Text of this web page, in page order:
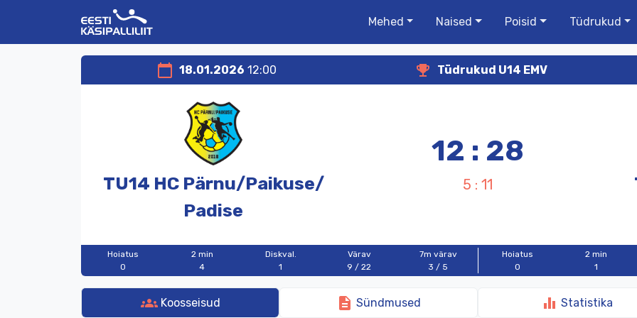
Mehed Naised Poisid Tüdrukud
calendar_today 18.01.2026 12:00 emoji_events Tüdrukud U14 EMV
TU14 HC Pärnu/Paikuse/
Padise
12 : 28
5 : 11
Hoiatus
0
2 min
4
Diskval.
1
Värav
9 / 22
7m värav
3 / 5
Hoiatus
0
2 min
1
groups Koosseisud description Sündmused equalizer Statistika